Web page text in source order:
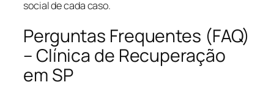
social de cada caso.
Perguntas Frequentes (FAQ)
– Clínica de Recuperação
em SP